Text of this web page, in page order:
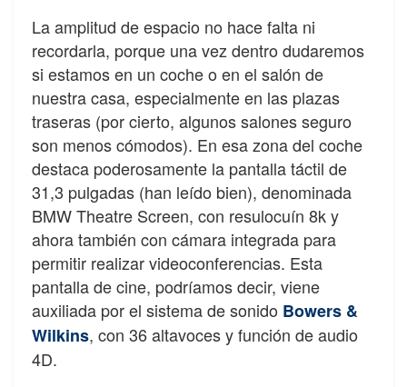
La amplitud de espacio no hace falta ni
recordarla, porque una vez dentro dudaremos
si estamos en un coche o en el salón de
nuestra casa, especialmente en las plazas
traseras (por cierto, algunos salones seguro
son menos cómodos). En esa zona del coche
destaca poderosamente la pantalla táctil de
31,3 pulgadas (han leído bien), denominada
BMW Theatre Screen, con resulocuín 8k y
ahora también con cámara integrada para
permitir realizar videoconferencias. Esta
pantalla de cine, podríamos decir, viene
auxiliada por el sistema de sonido Bowers &
Wilkins, con 36 altavoces y función de audio
4D.